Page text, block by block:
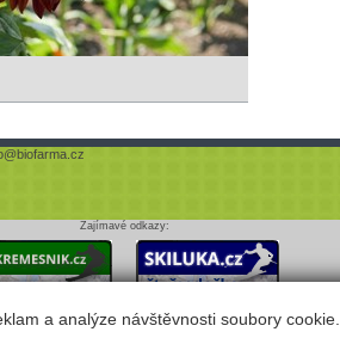
a analýze návštěvnosti soubory cookie.
Zajímavé odkazy: